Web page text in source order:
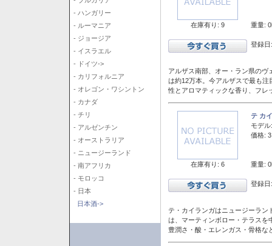
- ハンガリー
- ルーマニア
- ジョージア
- イスラエル
- ドイツ->
- カリフォルニア
- オレゴン・ワシントン
- カナダ
- チリ
- アルゼンチン
- オーストラリア
- ニュージーランド
- 南アフリカ
- モロッコ
- 日本
日本酒->
在庫有り: 9 重量:
登録
アルザス南部、オー・ラン県の
は約12万本。今アルザスで最も
性とアロマティックな香り、フレ
在庫有り: 6
テ カ
モデル:
価格:
重量:
登録
テ・カイランガはニュージーラン
は、マーティンボロー・テラスを
豊潤さ・酸・エレンガス・骨格